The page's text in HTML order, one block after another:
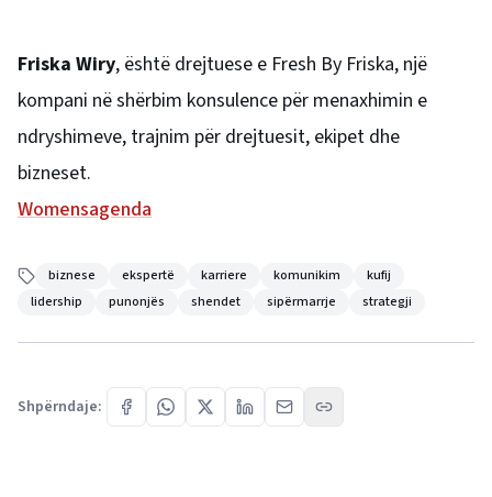
Friska Wiry, është drejtuese e Fresh By Friska, një
kompani në shërbim konsulence për menaxhimin e
ndryshimeve, trajnim për drejtuesit, ekipet dhe
bizneset.
Womensagenda
biznese ekspertë karriere komunikim
kufij
lidership
punonjës shendet sipërmarrje strategji
Shpërndaje: